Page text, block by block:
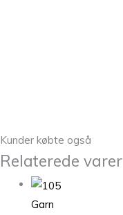
Kunder købte også
Relaterede varer
Garn